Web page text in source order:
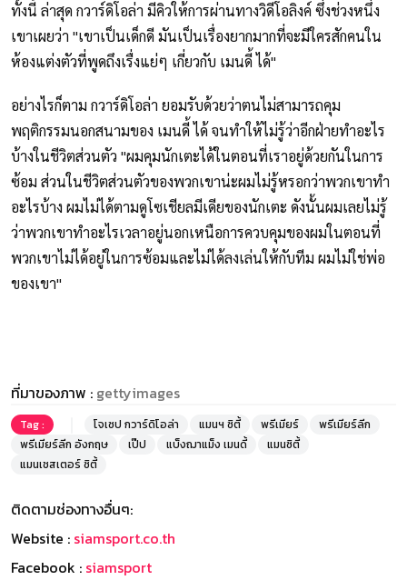
ทั้งนี้ ล่าสุด กวาร์ดิโอล่า มีคิวให้การผ่านทางวิดีโอลิงค์ ซึ่งช่วงหนึ่ง
เขาเผยว่า "เขาเป็นเด็กดี มันเป็นเรื่องยากมากที่จะมีใครสักคนใน
ห้องแต่งตัวที่พูดถึงเรื่งแย่ๆ เกี่ยวกับ เมนดี้ ได้"
อย่างไรก็ตาม กวาร์ดิโอล่า ยอมรับด้วยว่าตนไม่สามารถคุม
พฤติกรรมนอกสนามของ เมนดี้ ได้ จนทำให้ไม่รู้ว่าอีกฝ่ายทำอะไร
บ้างในชีวิตส่วนตัว "ผมคุมนักเตะได้ในตอนที่เราอยู่ด้วยกันในการ
ซ้อม ส่วนในชีวิตส่วนตัวของพวกเขาน่ะผมไม่รู้หรอกว่าพวกเขาทำ
อะไรบ้าง ผมไม่ได้ตามดูโซเชียลมีเดียของนักเตะ ดังนั้นผมเลยไม่รู้
ว่าพวกเขาทำอะไรเวลาอยู่นอกเหนือการควบคุมของผมในตอนที่
พวกเขาไม่ได้อยู่ในการซ้อมและไม่ได้ลงเล่นให้กับทีม ผมไม่ใช่พ่อ
ของเขา"
ที่มาของภาพ : gettyimages
Tag : โจเซป กวาร์ดิโอล่า แมนฯ ซิตี้ พรีเมียร์
พรีเมียร์ลีก
พรีเมียร์ลีก อังกฤษ
เป๊ป แบ็งฌาแม็ง เมนดี้
แมนซิตี้
แมนเชสเตอร์ ซิตี้
ติดตามช่องทางอื่นๆ:
Website : siamsport.co.th
Facebook : siamsport